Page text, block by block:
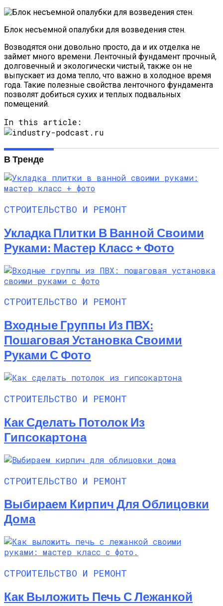
Блок несъемной опалубки для возведения стен.
Возводятся они довольно просто, да и их отделка не
займет много времени. Ленточный фундамент прочный,
долговечный и экологически чистый, также он не
выпускает из дома тепло, что важно в холодное время
года. Такие полезные свойства ленточного фундамента
позволят добиться сухих и теплых подвальных
помещений.
In this article:
В Тренде
СТРОИТЕЛЬСТВО И РЕМОНТ
Укладка Плитки В Ванной Своими
Руками: Мастер Класс + Фото
СТРОИТЕЛЬСТВО И РЕМОНТ
Входные Группы Из ПВХ:
Пошаговая Установка Своими
Руками С Фото
СТРОИТЕЛЬСТВО И РЕМОНТ
Как Сделать Потолок Из
Гипсокартона
СТРОИТЕЛЬСТВО И РЕМОНТ
Выбираем Кирпич Для Облицовки
Дома
СТРОИТЕЛЬСТВО И РЕМОНТ
Как Выложить Печь С Лежанкой